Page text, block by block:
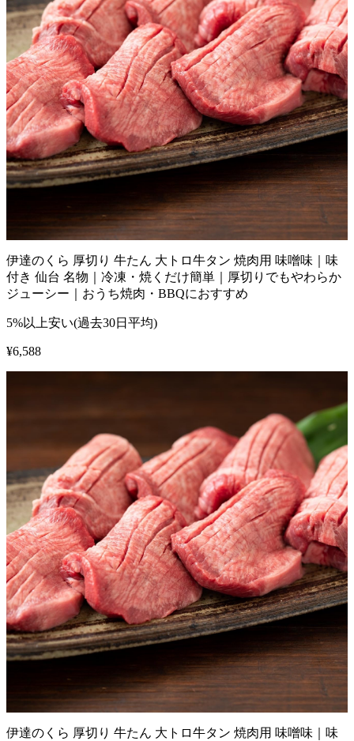
伊達のくら 厚切り 牛たん 大トロ牛タン 焼肉用 味噌味｜味
付き 仙台 名物｜冷凍・焼くだけ簡単｜厚切りでもやわらか
ジューシー｜おうち焼肉・BBQにおすすめ
5%以上安い(過去30日平均)
¥6,588
伊達のくら 厚切り 牛たん 大トロ牛タン 焼肉用 味噌味｜味